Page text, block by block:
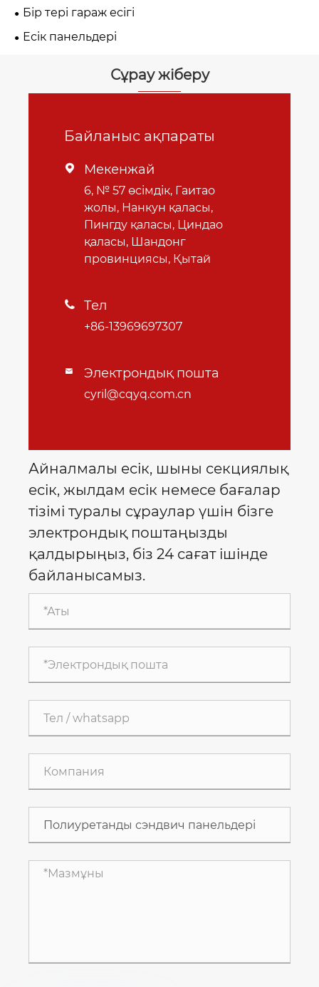
Бір тері гараж есігі
Есік панельдері
Сұрау жіберу
Байланыс ақпараты
 Мекенжай
6, № 57 өсімдік, Гаитао
жолы, Нанкун қаласы,
Пингду қаласы, Циндао
қаласы, Шандонг
провинциясы, Қытай
 Тел
+86-13969697307
 Электрондық пошта
cyril@cqyq.com.cn
Айналмалы есік, шыны секциялық
есік, жылдам есік немесе бағалар
тізімі туралы сұраулар үшін бізге
электрондық поштаңызды
қалдырыңыз, біз 24 сағат ішінде
байланысамыз.